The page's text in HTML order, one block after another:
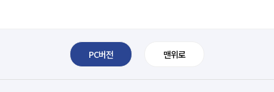
PC버전 맨위로